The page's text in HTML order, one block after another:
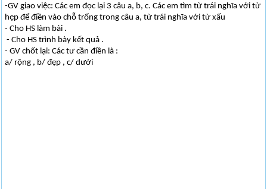
-GV giao việc: Các em đọc lại 3 câu a, b, c. Các em tìm từ trái nghĩa với từ
hẹp để điền vào chỗ trống trong câu a, từ trái nghĩa với từ xấu
- Cho HS làm bài .
- Cho HS trình bày kết quả .
- GV chốt lại: Các tư cần điền là :
a/ rộng , b/ đẹp , c/ dưới